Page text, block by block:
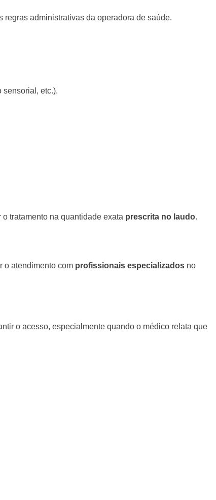
administrativas da operadora de saúde.
sensorial, etc.).
tratamento na quantidade exata prescrita no laudo.
o atendimento com profissionais especializados no
o acesso, especialmente quando o médico relata que